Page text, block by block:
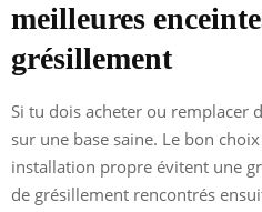
meilleures
grésillement
Si tu dois acheter ou remplacer
sur une base saine. Le bon
installation propre évitent une
de grésillement rencontrés